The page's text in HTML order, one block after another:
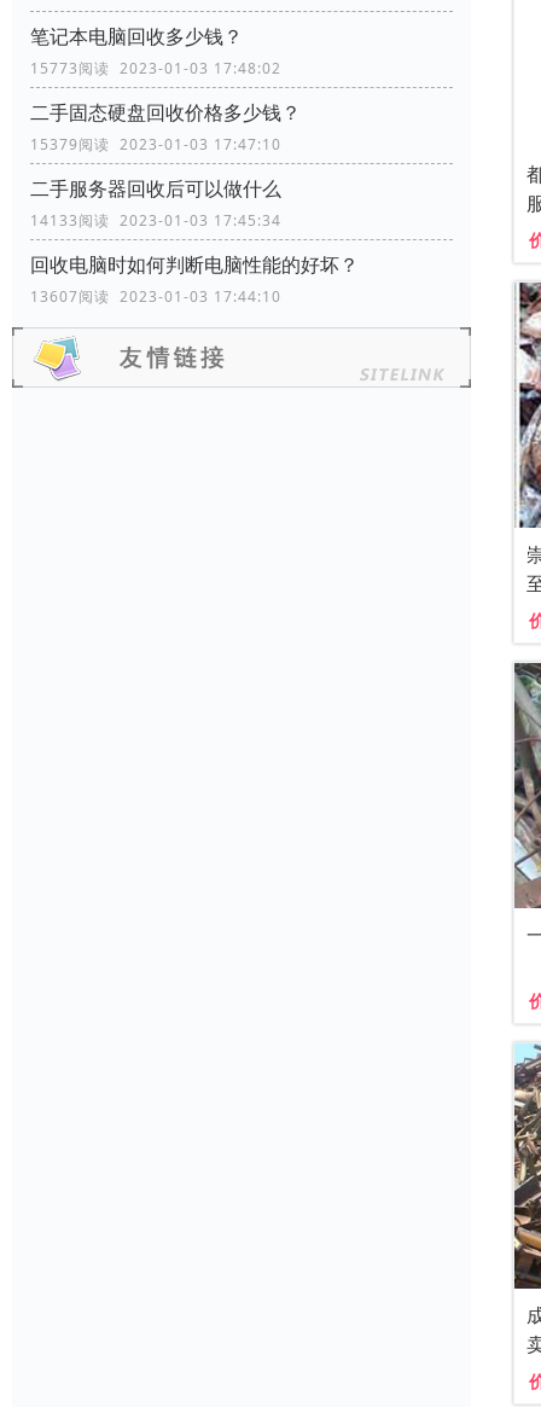
笔记本电脑回收多少钱？
15773阅读 2023-01-03 17:48:02
二手固态硬盘回收价格多少钱？
15379阅读 2023-01-03 17:47:10
二手服务器回收后可以做什么
14133阅读 2023-01-03 17:45:34
回收电脑时如何判断电脑性能的好坏？
13607阅读 2023-01-03 17:44:10